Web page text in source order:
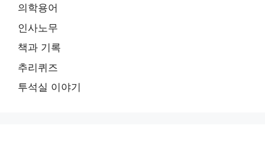
의학용어
인사노무
책과 기록
추리퀴즈
투석실 이야기